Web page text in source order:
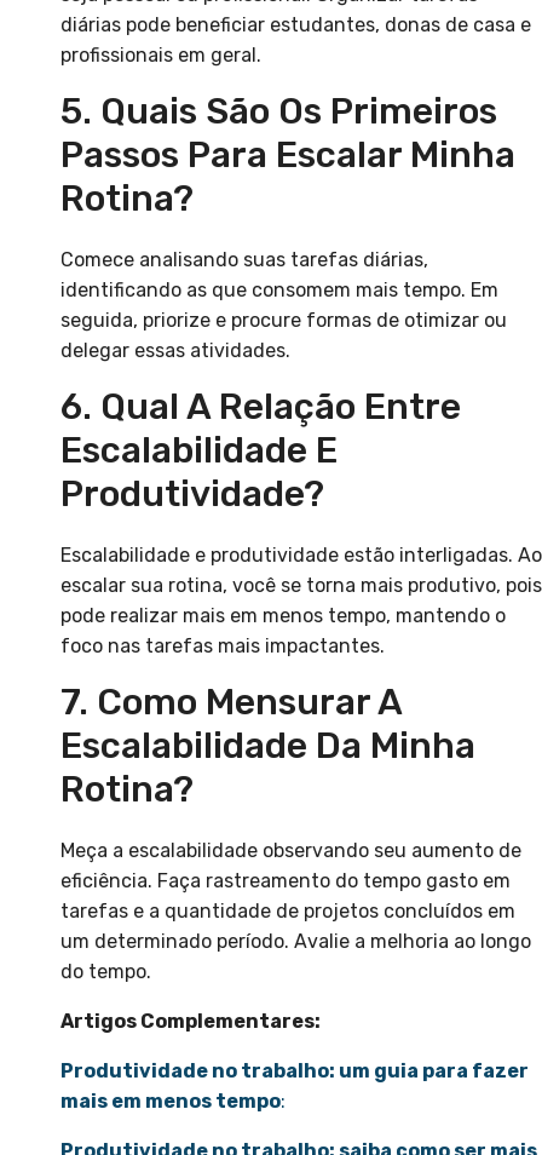
diárias pode beneficiar estudantes, donas de casa e
profissionais em geral.
5. Quais São Os Primeiros
Passos Para Escalar Minha
Rotina?
Comece analisando suas tarefas diárias,
identificando as que consomem mais tempo. Em
seguida, priorize e procure formas de otimizar ou
delegar essas atividades.
6. Qual A Relação Entre
Escalabilidade E
Produtividade?
Escalabilidade e produtividade estão interligadas. Ao
escalar sua rotina, você se torna mais produtivo, pois
pode realizar mais em menos tempo, mantendo o
foco nas tarefas mais impactantes.
7. Como Mensurar A
Escalabilidade Da Minha
Rotina?
Meça a escalabilidade observando seu aumento de
eficiência. Faça rastreamento do tempo gasto em
tarefas e a quantidade de projetos concluídos em
um determinado período. Avalie a melhoria ao longo
do tempo.
Artigos Complementares:
Produtividade no trabalho: um guia para fazer
mais em menos tempo: